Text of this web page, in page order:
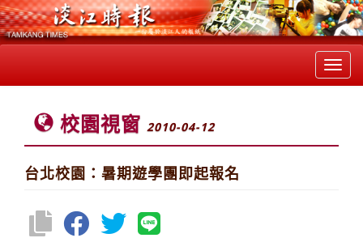
校園視窗 2010-04-12
台北校園：暑期遊學團即起報名